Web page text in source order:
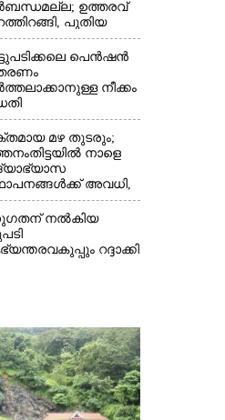
ഉത്തരവ്
പുതിയ
അറിയാം
പെൻഷൻ
നീക്കം
അജണ്ടയുടെ
മഴ തുടരും;
നാളെ
അവധി,​
ഇന്ന് റെ‌ഡും
ഓറഞ്ചും അലർട്ട്
നൽകിയ
റദ്ദാക്കി